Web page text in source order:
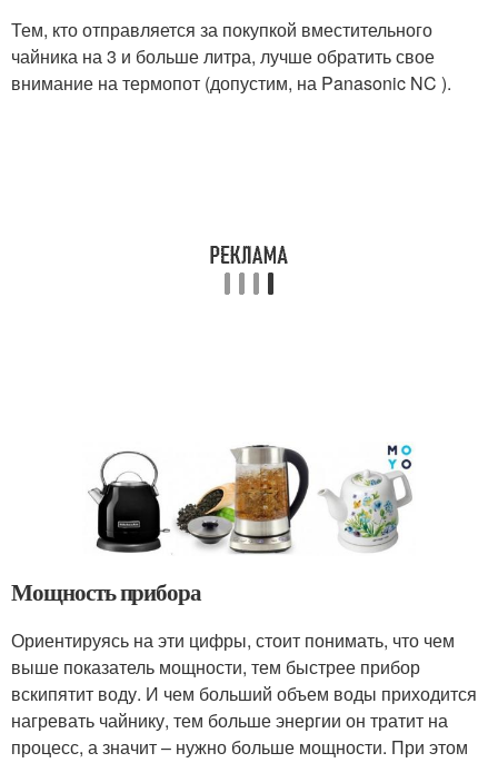
Тем, кто отправляется за покупкой вместительного
чайника на 3 и больше литра, лучше обратить свое
внимание на термопот (допустим, на Panasonic NC ).
Мощность прибора
Ориентируясь на эти цифры, стоит понимать, что чем
выше показатель мощности, тем быстрее прибор
вскипятит воду. И чем больший объем воды приходится
нагревать чайнику, тем больше энергии он тратит на
процесс, а значит – нужно больше мощности. При этом